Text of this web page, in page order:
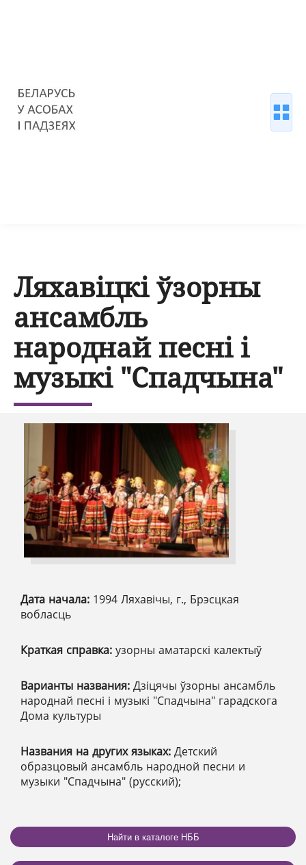
Ляхавіцкі ўзорны
ансамбль
народнай песні і
музыкі "Спадчына"
Дата начала: 1994 Ляхавічы, г., Брэсцкая
вобласць
Краткая справка: узорны аматарскі калектыў
Варианты названия: Дзіцячы ўзорны ансамбль
народнай песні і музыкі "Спадчына" гарадскога
Дома культуры
Названия на других языках: Детский
образцовый ансамбль народной песни и
музыки "Спадчына" (русский);
Найти в каталоге НББ